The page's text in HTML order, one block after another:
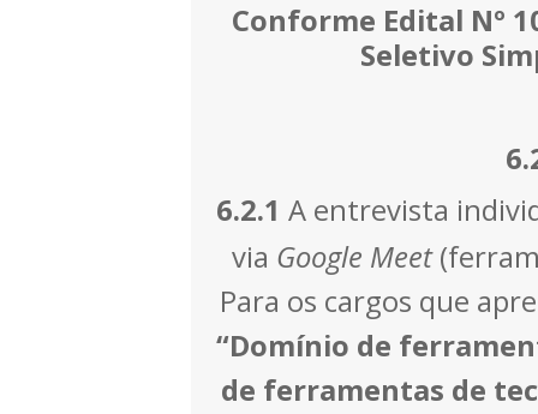
Conforme Edital Nº
Seletivo
6.2.1 A entrevista
via Google Meet
Para os cargos que
“Domínio de
de ferramentas de